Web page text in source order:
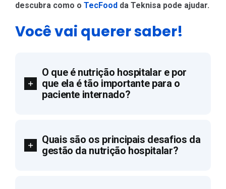
descubra como o TecFood da Teknisa pode ajudar.
Você vai querer saber!
O que é nutrição hospitalar e por
que ela é tão importante para o
paciente internado?
Quais são os principais desafios da
gestão da nutrição hospitalar?